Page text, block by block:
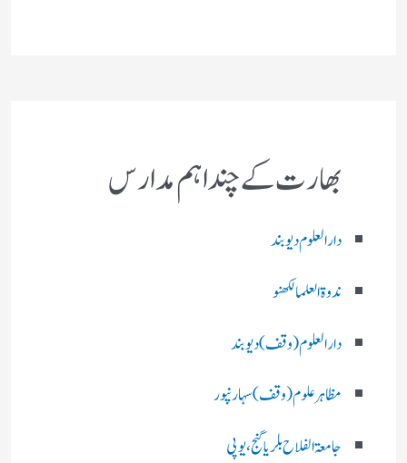
بھارت کے چند اہم مدارس
دارالعلوم دیوبند
ندوۃالعلما لکھنو
دارالعلوم (وقف)دیوبند
مظاہرعلوم (وقف)سہارنپور
جامعۃ الفلاح بلریاگنج،یوپی